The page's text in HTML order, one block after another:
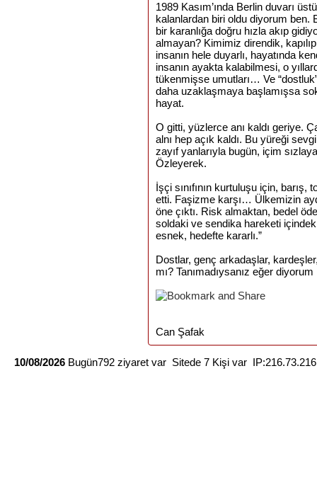
1989 Kasım’ında Berlin duvarı
kalanlardan biri oldu diyorum ben.
bir karanlığa doğru hızla akıp
almayan? Kimimiz direndik,
insanın hele duyarlı, hayatında
insanın ayakta kalabilmesi, o
tükenmişse umutları… Ve
daha uzaklaşmaya başlamışsa
hayat.
O gitti, yüzlerce anı kaldı geriye.
alnı hep açık kaldı. Bu yüreği
zayıf yanlarıyla bugün, içim
Özleyerek.
İşçi sınıfının kurtuluşu için,
etti. Faşizme karşı… Ülkemizin
öne çıktı. Risk almaktan, bedel
soldaki ve sendika hareketi içindeki
esnek, hedefte kararlı.”
Dostlar, genç arkadaşlar,
mı? Tanımadıysanız eğer
Can Şafak
10/08/2026 Bugün792 ziyaret var Sitede 7 Kişi var